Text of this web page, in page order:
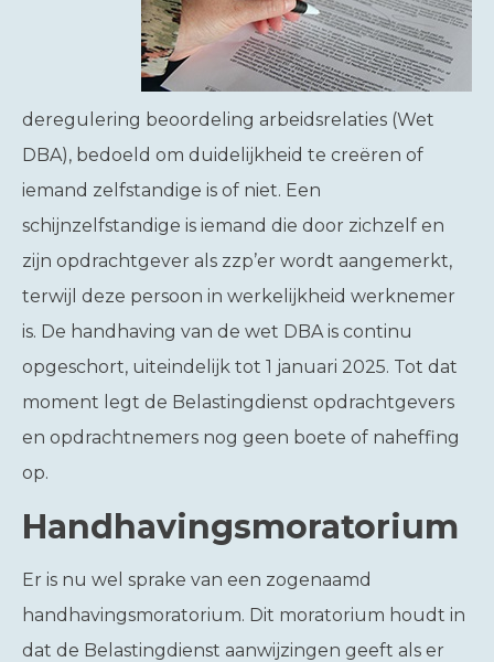
deregulering beoordeling arbeidsrelaties (Wet
DBA), bedoeld om duidelijkheid te creëren of
iemand zelfstandige is of niet. Een
schijnzelfstandige is iemand die door zichzelf en
zijn opdrachtgever als zzp’er wordt aangemerkt,
terwijl deze persoon in werkelijkheid werknemer
is. De handhaving van de wet DBA is continu
opgeschort, uiteindelijk tot 1 januari 2025. Tot dat
moment legt de Belastingdienst opdrachtgevers
en opdrachtnemers nog geen boete of naheffing
op.
Handhavingsmoratorium
Er is nu wel sprake van een zogenaamd
handhavingsmoratorium. Dit moratorium houdt in
dat de Belastingdienst aanwijzingen geeft als er